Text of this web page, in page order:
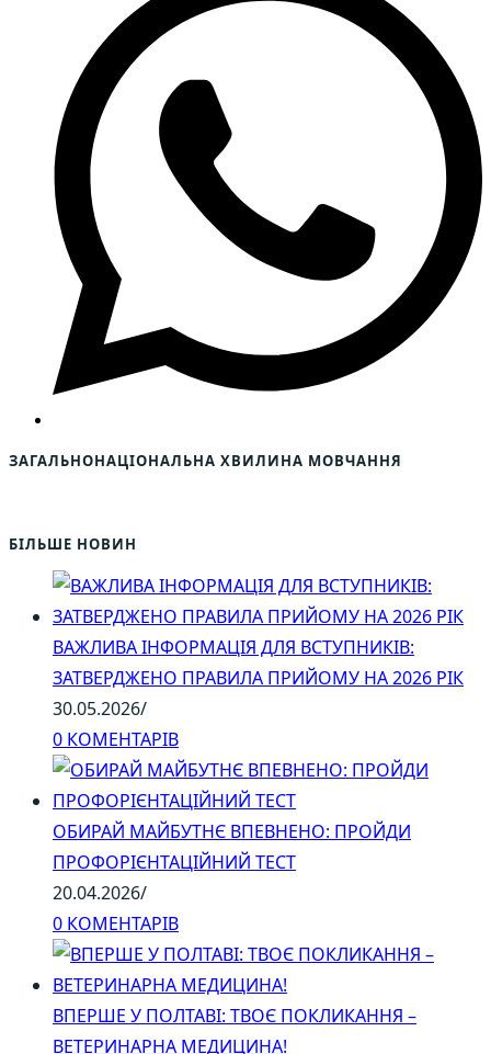
ЗАГАЛЬНОНАЦІОНАЛЬНА ХВИЛИНА МОВЧАННЯ
БІЛЬШЕ НОВИН
ВАЖЛИВА ІНФОРМАЦІЯ ДЛЯ ВСТУПНИКІВ:
ЗАТВЕРДЖЕНО ПРАВИЛА ПРИЙОМУ НА 2026 РІК
30.05.2026/
0 КОМЕНТАРІВ
ОБИРАЙ МАЙБУТНЄ ВПЕВНЕНО: ПРОЙДИ
ПРОФОРІЄНТАЦІЙНИЙ ТЕСТ
20.04.2026/
0 КОМЕНТАРІВ
ВПЕРШЕ У ПОЛТАВІ: ТВОЄ ПОКЛИКАННЯ –
ВЕТЕРИНАРНА МЕДИЦИНА!